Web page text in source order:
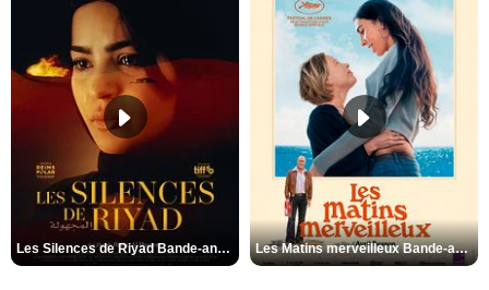
Les Silences de Riyad Bande-annonce VO STFR Les Matins merveilleux Bande-annonce VF